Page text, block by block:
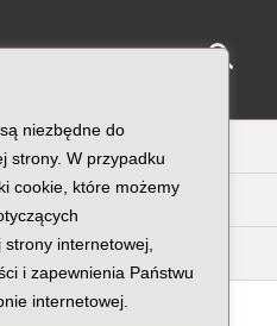
niezbędne do
strony. W przypadku
cookie, które możemy
internetowej,
i zapewnienia Państwu
internetowej.